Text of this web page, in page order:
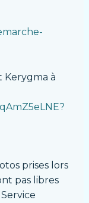
Kerygma à
prises lors
pas libres